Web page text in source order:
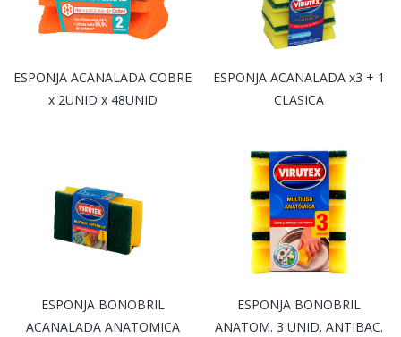
ESPONJA ACANALADA COBRE
x 2UNID x 48UNID
ESPONJA ACANALADA x3 + 1
CLASICA
ESPONJA BONOBRIL
ACANALADA ANATOMICA
ESPONJA BONOBRIL
ANATOM. 3 UNID. ANTIBAC.